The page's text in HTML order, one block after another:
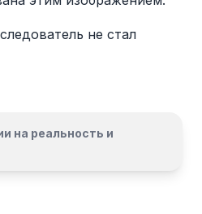
не стал
на реальность и